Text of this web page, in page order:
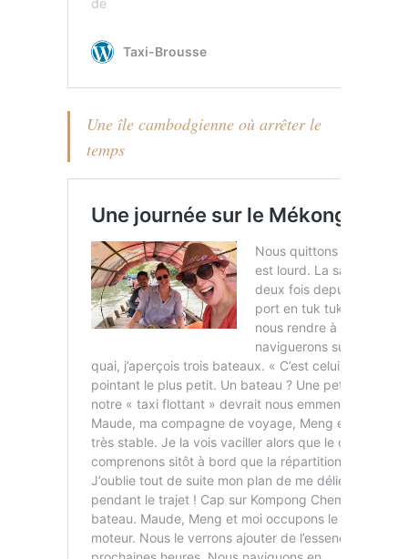
Une île cambodgienne où arrêter le
temps